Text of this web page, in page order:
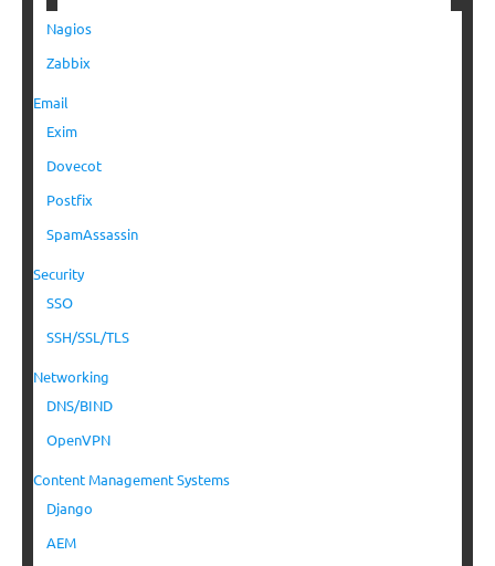
Nagios
Zabbix
Email
Exim
Dovecot
Postfix
SpamAssassin
Security
SSO
SSH/SSL/TLS
Networking
DNS/BIND
OpenVPN
Content Management Systems
Django
AEM